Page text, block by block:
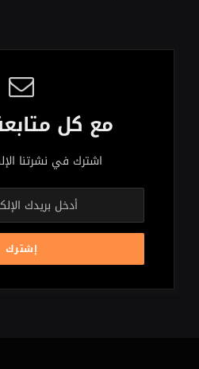
مع كل
اشترك في نشرتنا